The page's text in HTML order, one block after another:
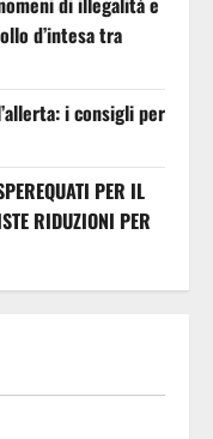
d’intesa tra
i consigli per
PER IL
RIDUZIONI PER